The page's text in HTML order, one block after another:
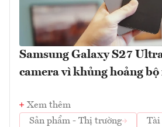
Samsung Galaxy S27
camera vì khủng hoảng bộ
Xem thêm
Sản phẩm - Thị trường
Tài